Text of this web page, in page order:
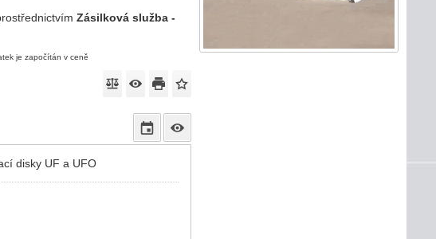
Zásilková služba -
je započítán v ceně
disky UF a UFO